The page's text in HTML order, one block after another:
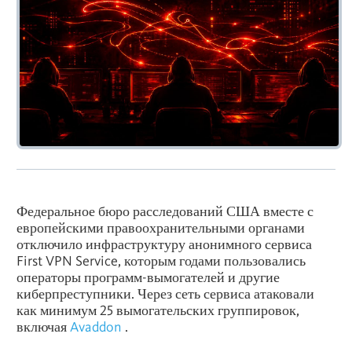
Федеральное бюро расследований США вместе с
европейскими правоохранительными органами
отключило инфраструктуру анонимного сервиса
FirstVPN Service, которым годами пользовались
операторы программ-вымогателей и другие
киберпреступники. Через сеть сервиса атаковали
как минимум 25 вымогательских группировок,
включаяAvaddon .